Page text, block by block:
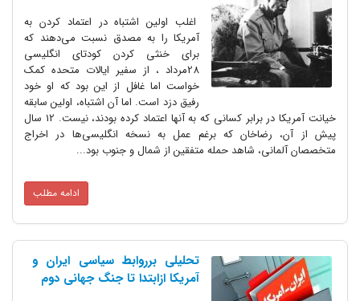
اغلب اولین اشتباه در اعتماد کردن به
آمریکا را به مصدق نسبت می‌دهند که
برای خنثی کردن کودتای انگلیسی
28مرداد ، از سفیر ایالات متحده کمک
خواست اما غافل از این بود که او خود
رفیق دزد است. اما آن اشتباه، اولین سابقه
خیانت آمریکا در برابر کسانی که به آنها اعتماد کرده بودند، نیست. 12 سال
پیش از آن، رضاخان که برغم عمل به نسخه انگلیسی‌ها در اخراج
متخصصان آلمانی، شاهد حمله متفقین از شمال و جنوب بود...
ادامه مطلب
تحلیلی برروابط سیاسی ایران و
آمریکا ازابتدا تا جنگ جهانی دوم